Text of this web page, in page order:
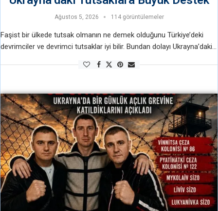
Ağustos 5, 2026 114 görüntülemeler
Faşist bir ülkede tutsak olmanın ne demek olduğunu Türkiye’deki
devrimciler ve devrimci tutsaklar iyi bilir. Bundan dolayı Ukrayna’daki